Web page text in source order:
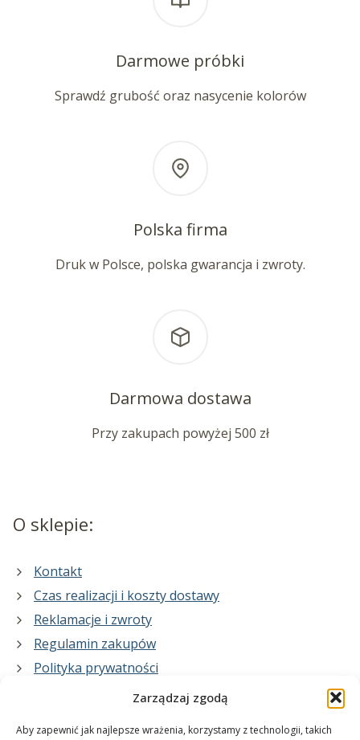
Zarządzaj zgodą
Aby zapewnić jak najlepsze wrażenia, korzystamy z technologii, takich
Darmowe próbki
Sprawdź grubość oraz nasycenie kolorów
Polska firma
Druk w Polsce, polska gwarancja i zwroty.
Darmowa dostawa
Przy zakupach powyżej 500 zł
O sklepie:
Kontakt
Czas realizacji i koszty dostawy
Reklamacje i zwroty
Regulamin zakupów
Polityka prywatności
Co zrobimy dla Ciebie: